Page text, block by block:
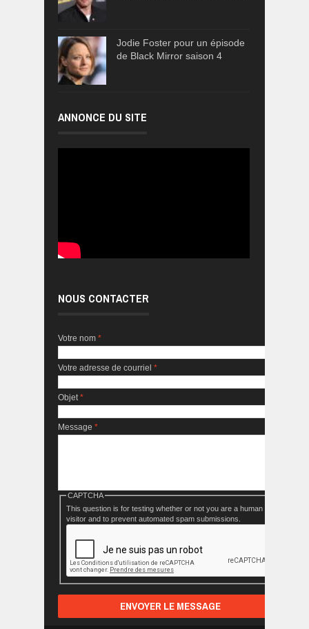
Jodie Foster pour un épisode
de Black Mirror saison 4
ANNONCE DU SITE
NOUS CONTACTER
Votre nom *
Votre adresse de courriel *
Objet*
Message *
CAPTCHA
This question is for testing whether or not you are a human
visitor and to prevent automated spam submissions.